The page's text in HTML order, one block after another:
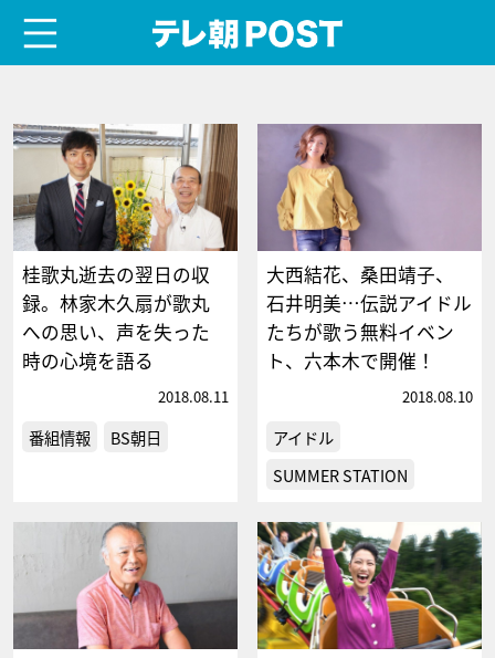
桂歌丸逝去の翌日の収
録。林家木久扇が歌丸
への思い、声を失った
時の心境を語る
2018.08.11
番組情報 BS朝日
大西結花、桑田靖子、
石井明美…伝説アイドル
たちが歌う無料イベン
ト、六本木で開催！
2018.08.10
アイドル
SUMMER STATION